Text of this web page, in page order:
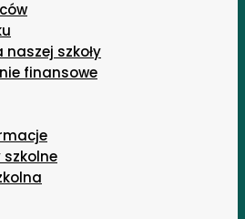
szkoły
finansowe